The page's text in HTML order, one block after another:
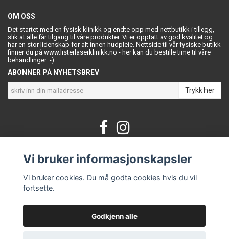
OM OSS
Det startet med en fysisk klinikk og endte opp med nettbutikk i tillegg,
slik at alle får tilgang til våre produkter. Vi er opptatt av god kvalitet og
har en stor lidenskap for alt innen hudpleie. Nettside til vår fysiske butikk
finner du på www.listerlaserklinikk.no - her kan du bestille time til våre
behandlinger :-)
ABONNER PÅ NYHETSBREV
Trykk her
KONTAKT OSS
Om oss
Kontakt
Vi bruker informasjonskapsler
Vi bruker cookies. Du må godta cookies hvis du vil
fortsette.
Godkjenn alle